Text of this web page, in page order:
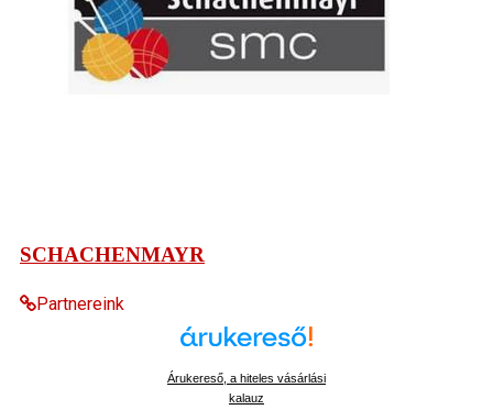
SCHACHENMAYR
Partnereink
Árukereső, a hiteles vásárlási
kalauz